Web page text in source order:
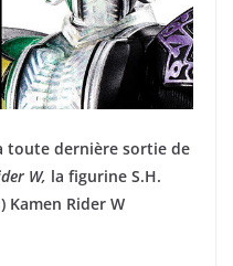
toute dernière sortie de
W, la figurine S.H.
Kamen Rider W